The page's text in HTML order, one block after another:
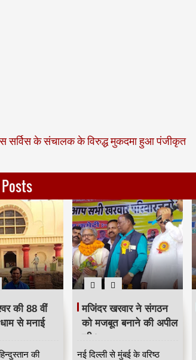
सर्विस के संचालक के विरुद्ध मुकदमा हुआ पंजीकृत
की 88 वीं
से मनाई
की
मजिंदर खरवार ने संगठन
को मजबूत बनाने की अपील
की।
नई दिल्ली से मुंबई के वरिष्ठ